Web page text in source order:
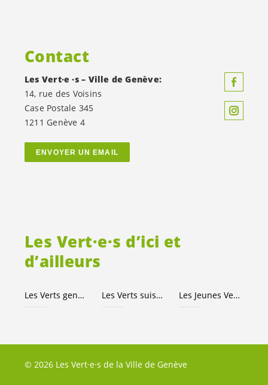
Les Vert·e·s d’ici et
d’ailleurs
Les Verts genevois Les Verts suisses Les Jeunes Vert·e·s
Contact
Les Vert·e ·s – Ville de Genève:
14, rue des Voisins
Case Postale 345
1211 Genève 4
ENVOYER UN EMAIL
© 2026 Les Vert·e·s de la Ville de Genève